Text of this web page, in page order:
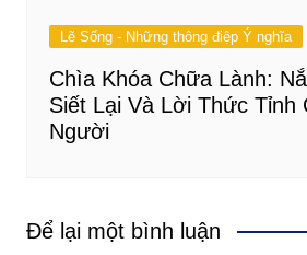
Lẽ Sống - Những thông điệp Ý nghĩa
Chìa Khóa Chữa Lành:
Siết Lại Và Lời Thức Tỉnh
Người
Để lại một bình luận